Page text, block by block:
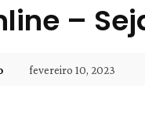
–
fevereiro 10, 2023